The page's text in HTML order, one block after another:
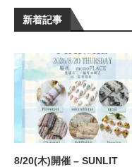
新着記事
8/20(木)開催 – SUNLIT